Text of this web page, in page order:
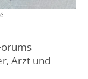
Arzt und